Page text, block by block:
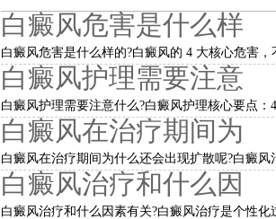
白癜风危害是什么样
白癜风危害是什么样的?白癜风的 4 大核心危害
白癜风护理需要注意
白癜风护理需要注意什么?白癜风护理核心要点：
白癜风在治疗期间为
白癜风在治疗期间为什么还会出现扩散呢?白癜风
白癜风治疗和什么因
白癜风治疗和什么因素有关?白癜风治疗是个性化